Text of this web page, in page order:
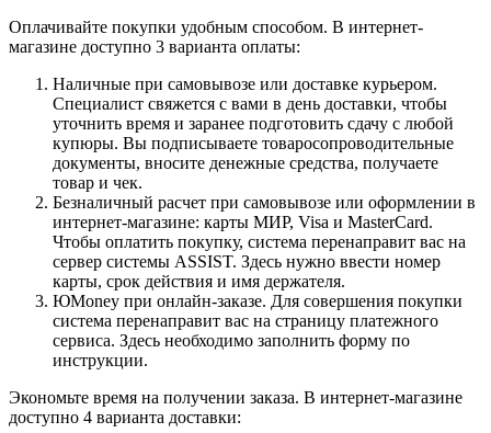
Оплачивайте покупки удобным способом. В интернет-
магазине доступно 3 варианта оплаты:
Наличные при самовывозе или доставке курьером.
Специалист свяжется с вами в день доставки, чтобы
уточнить время и заранее подготовить сдачу с любой
купюры. Вы подписываете товаросопроводительные
документы, вносите денежные средства, получаете
товар и чек.
Безналичный расчет при самовывозе или оформлении в
интернет-магазине: карты МИР, Visa и MasterCard.
Чтобы оплатить покупку, система перенаправит вас на
сервер системы ASSIST. Здесь нужно ввести номер
карты, срок действия и имя держателя.
ЮMoney при онлайн-заказе. Для совершения покупки
система перенаправит вас на страницу платежного
сервиса. Здесь необходимо заполнить форму по
инструкции.
Экономьте время на получении заказа. В интернет-магазине
доступно 4 варианта доставки: